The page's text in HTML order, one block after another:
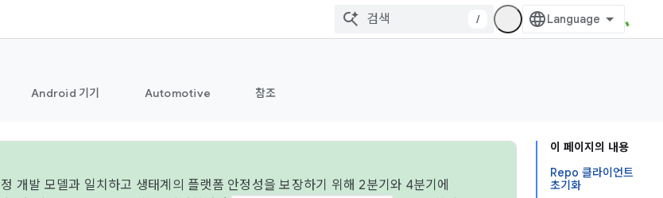
/
Android 기기 Automotive 참조
이 페이지의 내용
Repo 클라이언트
초기화
개발 모델과 일치하고 생태계의 플랫폼 안정성을 보장하기 위해 2분기와 4분기에